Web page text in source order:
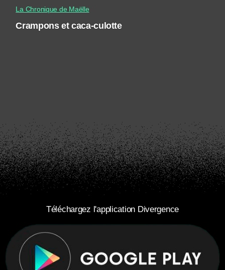
La Chronique de Maëlle
Crampons et caca-culotte
Téléchargez l'application Divergence